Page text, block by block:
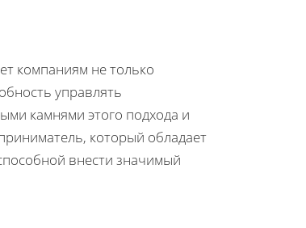
компаниям не только
управлять
камнями этого подхода и
который обладает
внести значимый